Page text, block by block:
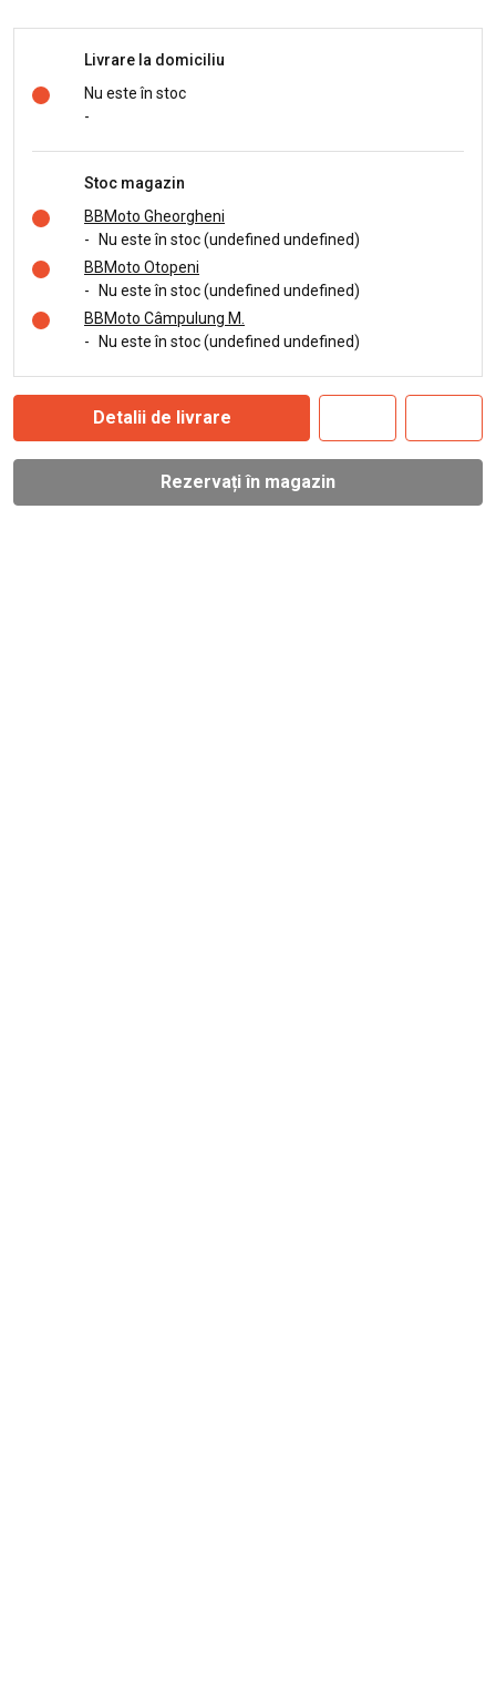
Livrare la domiciliu
Nu este în stoc
-
Stoc magazin
BBMoto Gheorgheni
-
Nu este în stoc (undefined undefined)
BBMoto Otopeni
-
Nu este în stoc (undefined undefined)
BBMoto Câmpulung M.
-
Nu este în stoc (undefined undefined)
Detalii de livrare
Rezervați în magazin